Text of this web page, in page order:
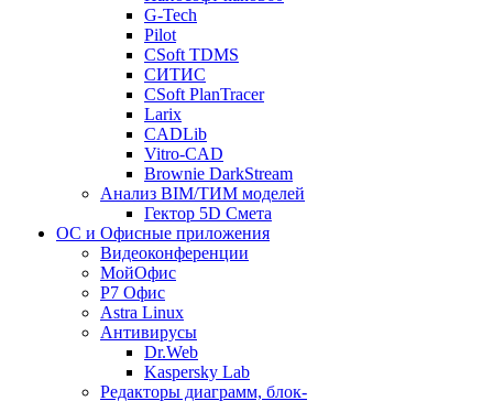
G-Tech
Pilot
CSoft TDMS
СИТИС
CSoft PlanTracer
Larix
CADLib
Vitro-CAD
Brownie DarkStream
Анализ BIM/ТИМ моделей
Гектор 5D Смета
ОС и Офисные приложения
Видеоконференции
МойОфис
P7 Офис
Astra Linux
Антивирусы
Dr.Web
Kaspersky Lab
Редакторы диаграмм, блок-